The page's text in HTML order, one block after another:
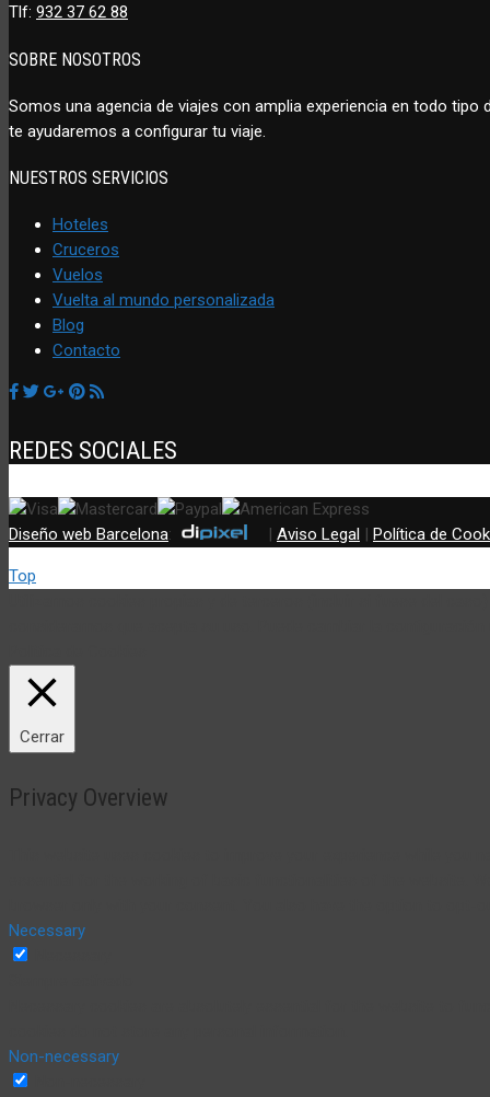
Tlf: 932 37 62 88
SOBRE NOSOTROS
Somos una agencia de viajes con amplia experiencia en todo
te ayudaremos a configurar tu viaje.
NUESTROS SERVICIOS
Hoteles
Cruceros
Vuelos
Vuelta al mundo personalizada
Blog
Contacto
REDES SOCIALES
Diseño web Barcelona: | Aviso Legal | Política de
Top
Cerrar
Privacy Overview
Necessary
Non-necessary